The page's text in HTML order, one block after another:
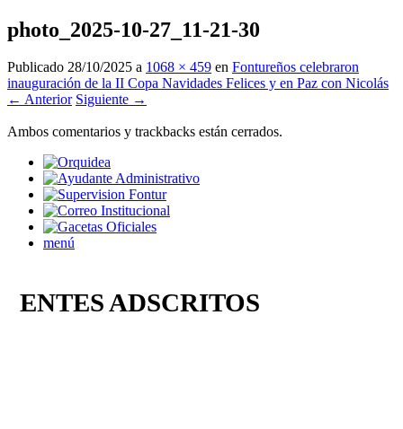
photo_2025-10-27_11-21-30
Publicado 28/10/2025 a 1068 × 459 en Fontureños celebraron
inauguración de la II Copa Navidades Felices y en Paz con Nicolás
← Anterior Siguiente →
Ambos comentarios y trackbacks están cerrados.
menú
ENTES ADSCRITOS